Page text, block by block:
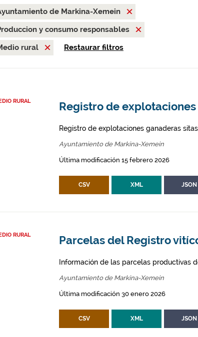
de Markina-Xemein
y consumo responsables
rural
Restaurar filtros
RURAL Registro de
Registro de explotaciones ganaderas
Ayuntamiento de Markina-Xemein
Última modificación 15 febrero 2026
CSV XML JSON
RURAL Parcelas del Registro
Información de las parcelas productivas
Ayuntamiento de Markina-Xemein
Última modificación 30 enero 2026
CSV XML JSON